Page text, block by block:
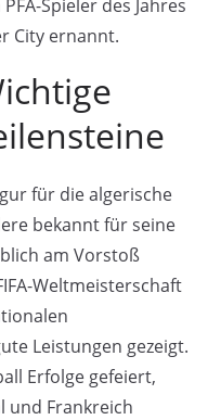
Spieler des Jahres
City ernannt.
für die algerische
bekannt für seine
am Vorstoß
Weltmeisterschaft
Leistungen gezeigt.
Erfolge gefeiert,
und Frankreich